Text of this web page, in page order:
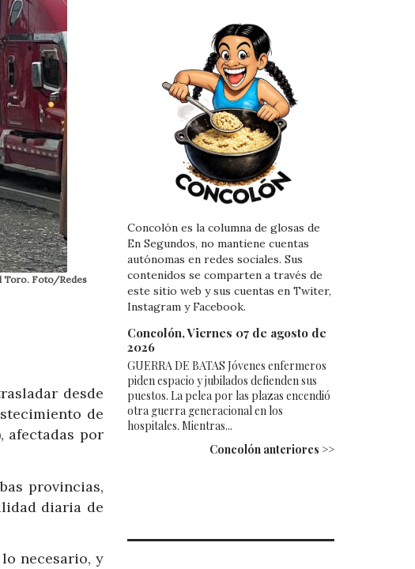
Toro. Foto/Redes
desde
de
afectadas por
provincias,
diaria de
necesario, y
Concolón es la columna de glosas de
En Segundos, no mantiene cuentas
autónomas en redes sociales. Sus
contenidos se comparten a través de
este sitio web y sus cuentas en Twiter,
Instagram y Facebook.
Concolón, Viernes 07 de agosto de
2026
GUERRA DE BATAS Jóvenes enfermeros
piden espacio y jubilados defienden sus
puestos. La pelea por las plazas encendió
otra guerra generacional en los
hospitales. Mientras...
Concolón anteriores >>